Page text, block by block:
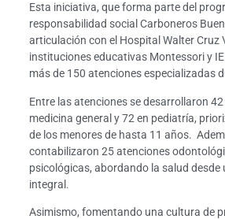
Esta iniciativa, que forma parte del
responsabilidad social Carboneros
articulación con el Hospital Walter Cruz
instituciones educativas Montessori y
más de 150 atenciones especializadas
Entre las atenciones se desarrollaron
medicina general y 72 en pediatría,
de los menores de hasta 11 años.
contabilizaron 25 atenciones
psicológicas, abordando la salud desde
integral.
Asimismo, fomentando una cultura de